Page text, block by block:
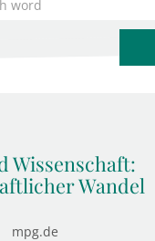
Wissenschaft:
Wandel
mpg.de